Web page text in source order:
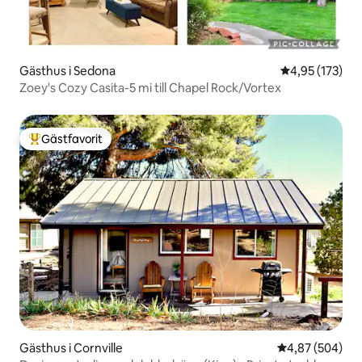
Gästhus i Sedona 4,95 av 5 i
4,95 (173)
Zoey's Cozy Casita-5 mi till Chapel Rock/Vortex
Populär gästfavorit
Gästfavorit
Gästhus i Cornville 4,87 av 5 i
4,87 (504)